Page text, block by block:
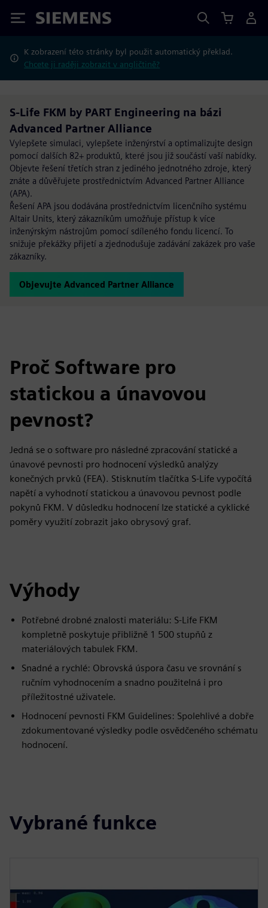
Siemens
K zobrazení této stránky byl použit automatický překlad.
Chcete ji raději zobrazit v angličtině?
S-Life FKM by PART Engineering na bázi
Advanced Partner Alliance
Vylepšete simulaci, vylepšete inženýrství a optimalizujte design
pomocí dalších 82+ produktů, které jsou již součástí vaší nabídky.
Objevte řešení třetích stran z jediného jednotného zdroje, který
znáte a důvěřujete prostřednictvím Advanced Partner Alliance
(APA).
Řešení APA jsou dodávána prostřednictvím licenčního systému
Altair Units, který zákazníkům umožňuje přístup k více
inženýrským nástrojům pomocí sdíleného fondu licencí. To
snižuje překážky přijetí a zjednodušuje zadávání zakázek pro vaše
zákazníky.
Objevujte Advanced Partner Alliance
Proč Software pro
statickou a únavovou
pevnost?
Jedná se o software pro následné zpracování statické a
únavové pevnosti pro hodnocení výsledků analýzy
konečných prvků (FEA). Stisknutím tlačítka S-Life vypočítá
napětí a vyhodnotí statickou a únavovou pevnost podle
pokynů FKM. V důsledku hodnocení lze statické a cyklické
poměry využití zobrazit jako obrysový graf.
Výhody
Potřebné drobné znalosti materiálu: S-Life FKM
kompletně poskytuje přibližně 1 500 stupňů z
materiálových tabulek FKM.
Snadné a rychlé: Obrovská úspora času ve srovnání s
ručním vyhodnocením a snadno použitelná i pro
příležitostné uživatele.
Hodnocení pevnosti FKM Guidelines: Spolehlivé a dobře
zdokumentované výsledky podle osvědčeného schématu
hodnocení.
Vybrané funkce